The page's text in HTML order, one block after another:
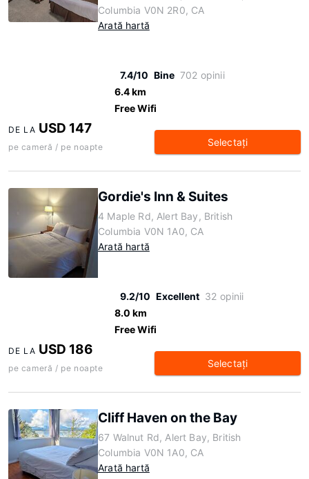
Columbia V0N 2R0, CA
Arată hartă
7.4/10 Bine 702 opinii
6.4 km
Free Wifi
DE LA USD 147
pe cameră / pe noapte Selectaţi
Gordie's Inn & Suites
4 Maple Rd, Alert Bay, British
Columbia V0N 1A0, CA
Arată hartă
9.2/10 Excellent 32 opinii
8.0 km
Free Wifi
DE LA USD 186
pe cameră / pe noapte Selectaţi
Cliff Haven on the Bay
67 Walnut Rd, Alert Bay, British
Columbia V0N 1A0, CA
Arată hartă